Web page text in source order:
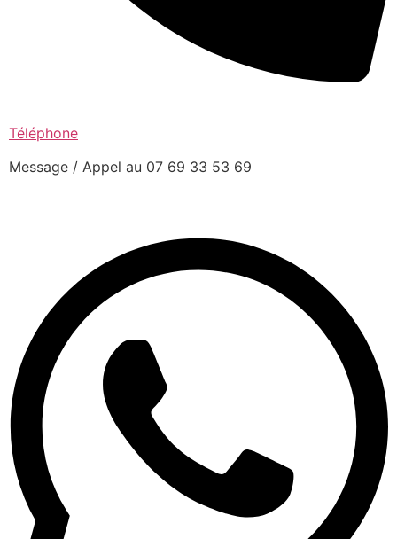
Téléphone
Message / Appel au 07 69 33 53 69